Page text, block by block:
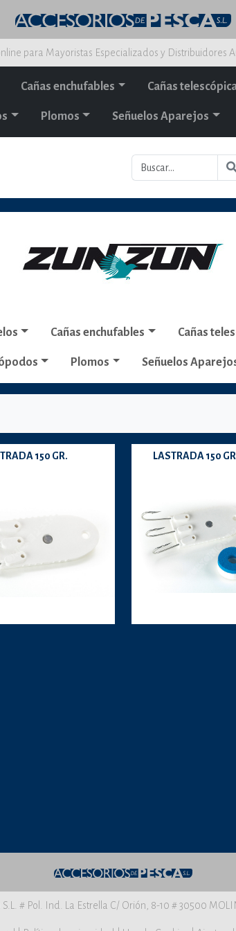
para Mayoristas Especializados y Distribuidores
Cañas enchufables Cañas
Plomos Señuelos Aparejos
Cañas enchufables Cañas
Plomos Señuelos
150 GR. LASTRADA 150
# Pol. Ind. La Estrella C/ Orión, 8-10 # 30500